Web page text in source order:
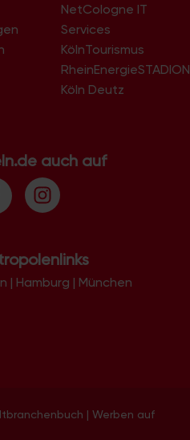
NetCologne IT
Services
KölnTourismus
RheinEnergieSTADION
Köln Deutz
auch auf
| Hamburg | München
| Werben auf